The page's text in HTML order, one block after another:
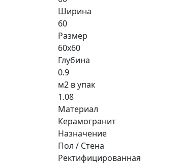
Ширина
60
Размер
60x60
Глубина
0.9
м2 в упак
1.08
Материал
Керамогранит
Назначение
Пол / Стена
Ректифицированная